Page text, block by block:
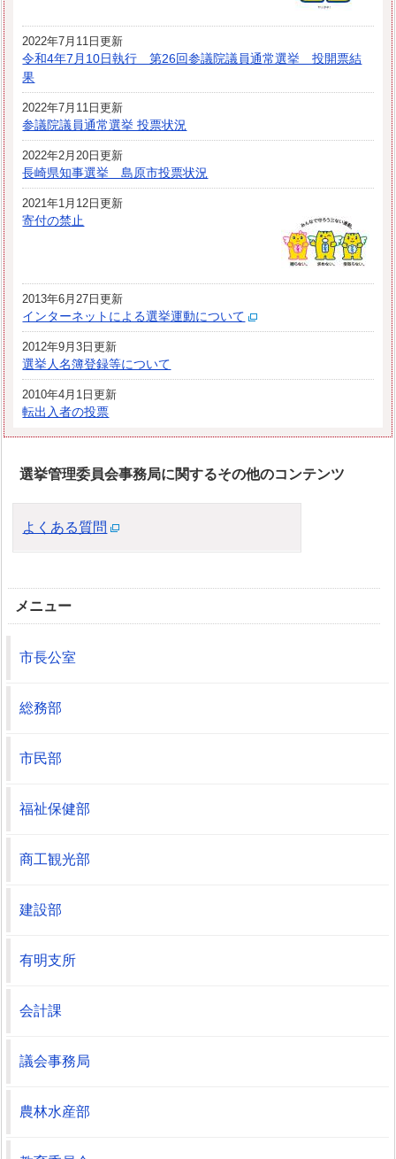
2022年7月11日更新
令和4年7月10日執行 第26回参議院議員通常選挙 投開票結
果
2022年7月11日更新
参議院議員通常選挙 投票状況
2022年2月20日更新
長崎県知事選挙 島原市投票状況
2021年1月12日更新
寄付の禁止
2013年6月27日更新
インターネットによる選挙運動について
2012年9月3日更新
選挙人名簿登録等について
2010年4月1日更新
転出入者の投票
選挙管理委員会事務局に関するその他のコンテンツ
よくある質問
メニュー
市長公室
総務部
市民部
福祉保健部
商工観光部
建設部
有明支所
会計課
議会事務局
農林水産部